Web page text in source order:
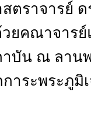
ตราจารย์
ยคณาจาร
บัน ณ ลาน
าระพระภู